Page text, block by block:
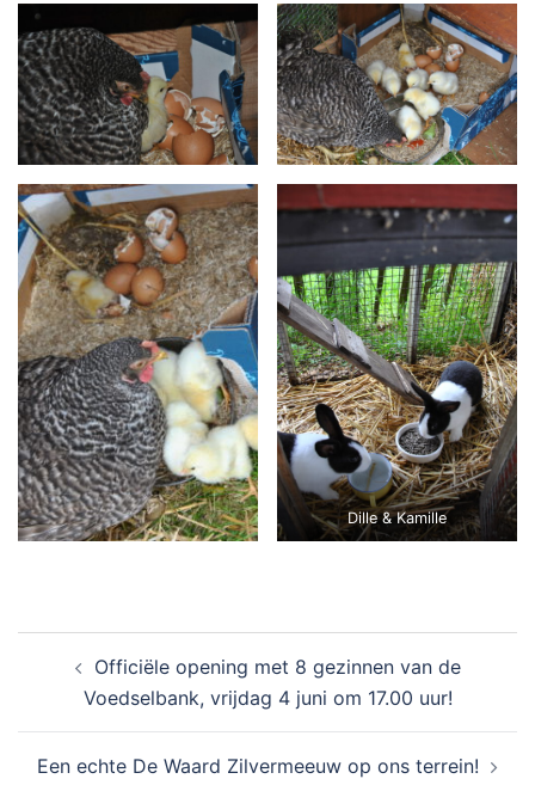
Dille & Kamille
navigatieOfficiële opening met 8 gezinnen van de
Voedselbank, vrijdag 4 juni om 17.00 uur!
Een echte De Waard Zilvermeeuw op ons terrein!